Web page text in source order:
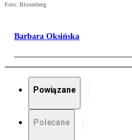
Foto: Bloomberg
Barbara Oksińska
Powiązane
Polecane